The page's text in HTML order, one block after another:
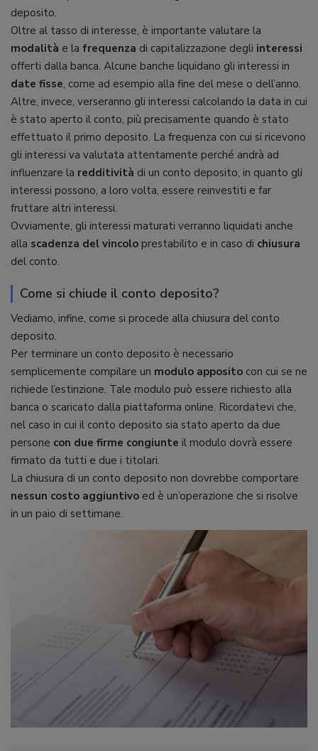
deposito.
Oltre al tasso di interesse, è importante valutare la
modalità e la frequenza di capitalizzazione degli interessi
offerti dalla banca. Alcune banche liquidano gli interessi in
date fisse, come ad esempio alla fine del mese o dell’anno.
Altre, invece, verseranno gli interessi calcolando la data in cui
è stato aperto il conto, più precisamente quando è stato
effettuato il primo deposito. La frequenza con cui si ricevono
gli interessi va valutata attentamente perché andrà ad
influenzare la redditività di un conto deposito, in quanto gli
interessi possono, a loro volta, essere reinvestiti e far
fruttare altri interessi.
Ovviamente, gli interessi maturati verranno liquidati anche
alla scadenza del vincolo prestabilito e in caso di chiusura
del conto.
Come si chiude il conto deposito?
Vediamo, infine, come si procede alla chiusura del conto
deposito.
Per terminare un conto deposito è necessario
semplicemente compilare un modulo apposito con cui se ne
richiede l’estinzione. Tale modulo può essere richiesto alla
banca o scaricato dalla piattaforma online. Ricordatevi che,
nel caso in cui il conto deposito sia stato aperto da due
persone con due firme congiunte il modulo dovrà essere
firmato da tutti e due i titolari.
La chiusura di un conto deposito non dovrebbe comportare
nessun costo aggiuntivo ed è un’operazione che si risolve
in un paio di settimane.